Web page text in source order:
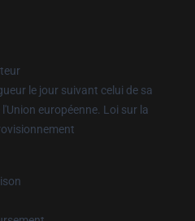
le jour suivant celui de sa
européenne. Loi sur la